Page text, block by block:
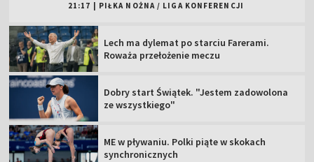
21:17 PIŁKA NOŻNA / LIGA KONFERENCJI
Lech ma dylemat po starciu Farerami.
Roważa przełożenie meczu
Dobry start Świątek. "Jestem zadowolona
ze wszystkiego"
ME w pływaniu. Polki piąte w skokach
synchronicznych